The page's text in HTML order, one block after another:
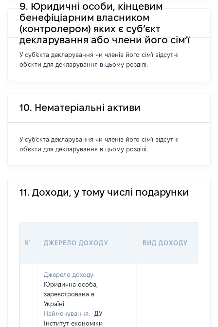
9. Юридичні особи, кінцевим
бенефіціарним власником
(контролером) яких є суб’єкт
декларування або члени його сім’ї
У суб'єкта декларування чи членів його сім'ї відсутні
об'єкти для декларування в цьому розділі.
10. Нематеріальні активи
У суб'єкта декларування чи членів його сім'ї відсутні
об'єкти для декларування в цьому розділі.
11. Доходи, у тому числі подарунки
№ ДЖЕРЕЛО ДОХОДУ ВИД ДОХОДУ
Джерело доходу:
Юридична особа,
зареєстрована в
Україні
Найменування:
ДУ
Інститут економіки